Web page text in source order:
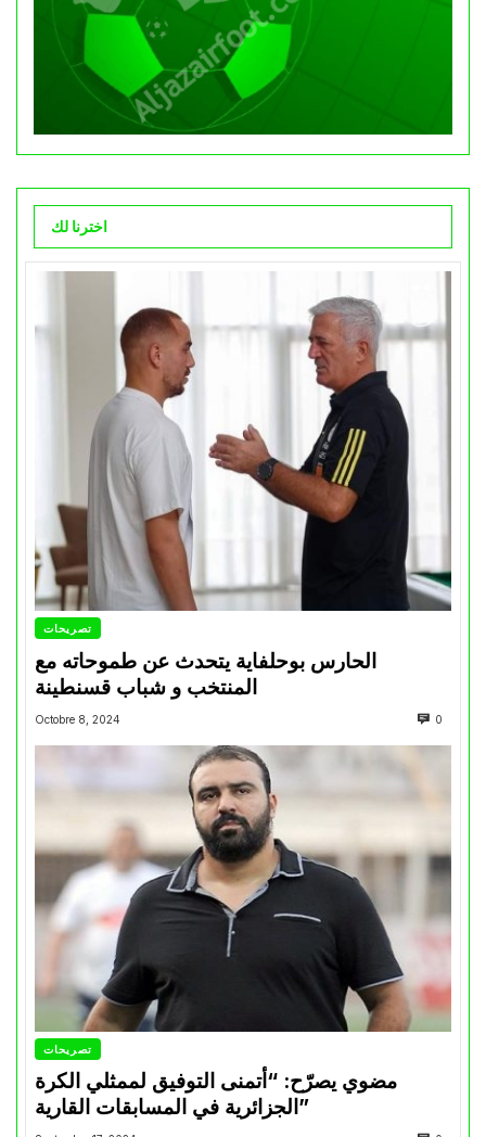
اخترنا لك
تصريحات
الحارس بوحلفاية يتحدث عن طموحاته مع
المنتخب و شباب قسنطينة
Octobre 8, 2024 0
تصريحات
مضوي يصرّح: “أتمنى التوفيق لممثلي الكرة
الجزائرية في المسابقات القارية”